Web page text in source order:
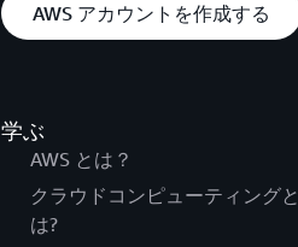
AWS アカウントを作成する
学ぶ
AWS とは？
クラウドコンピューティングと
は?